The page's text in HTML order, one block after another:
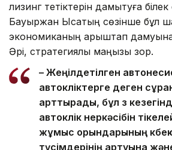
лизинг тетіктерін дамытуға білек
Бауыржан Ысқақтың сөзінше бұл
экономиканың қарыштап дамуына
Әрі, стратегиялық маңызы зор.
– Жеңілдетілген
автокөліктерге деген
арттырады, бұл өз
автокөлік өнеркәсібін
жұмыс орындарының
түсімдерінің артуына